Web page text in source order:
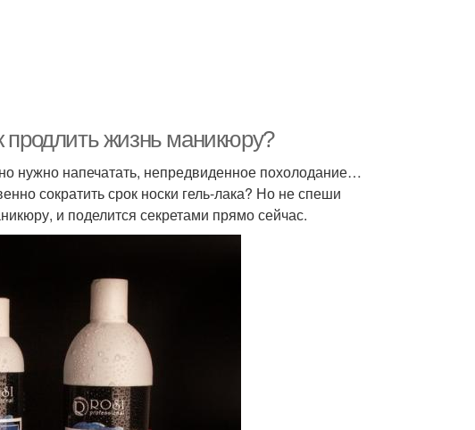
продлить жизнь маникюру?
нужно напечатать, непредвиденное похолодание…
сократить срок носки гель-лака? Но не спеши
и поделится секретами прямо сейчас.